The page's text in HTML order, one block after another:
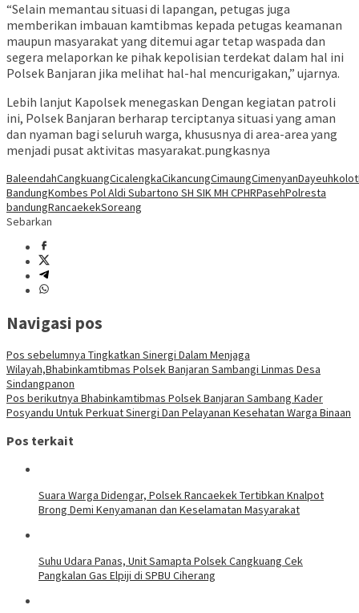
“Selain memantau situasi di lapangan, petugas juga
memberikan imbauan kamtibmas kepada petugas keamanan
maupun masyarakat yang ditemui agar tetap waspada dan
segera melaporkan ke pihak kepolisian terdekat dalam hal ini
Polsek Banjaran jika melihat hal-hal mencurigakan,” ujarnya.
Lebih lanjut Kapolsek menegaskan Dengan kegiatan patroli
ini, Polsek Banjaran berharap terciptanya situasi yang aman
dan nyaman bagi seluruh warga, khususnya di area-area yang
menjadi pusat aktivitas masyarakat.pungkasnya
BaleendahCangkuangCicalengkaCikancungCimaungCimenyanDayeuhkolot
BandungKombes Pol Aldi Subartono SH SIK MH CPHRPasehPolresta
bandungRancaekekSoreang
Sebarkan
Navigasi pos
Pos sebelumnya Tingkatkan Sinergi Dalam Menjaga
Wilayah,Bhabinkamtibmas Polsek Banjaran Sambangi Linmas Desa
Sindangpanon
Pos berikutnya Bhabinkamtibmas Polsek Banjaran Sambang Kader
Posyandu Untuk Perkuat Sinergi Dan Pelayanan Kesehatan Warga Binaan
Pos terkait
Suara Warga Didengar, Polsek Rancaekek Tertibkan Knalpot
Brong Demi Kenyamanan dan Keselamatan Masyarakat
Suhu Udara Panas, Unit Samapta Polsek Cangkuang Cek
Pangkalan Gas Elpiji di SPBU Ciherang